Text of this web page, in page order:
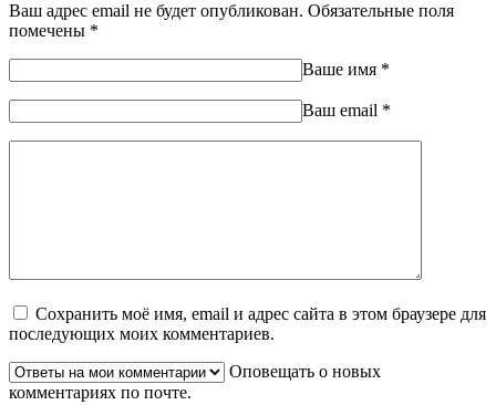
Ваш адрес email не будет опубликован. Обязательные поля
помечены *
Ваше имя *
Ваш еmail *
Сохранить моё имя, email и адрес сайта в этом браузере для
последующих моих комментариев.
Оповещать о новых
комментариях по почте.